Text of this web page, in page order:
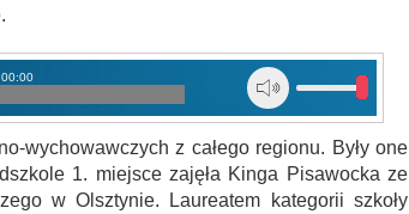
wychowawczych z całego regionu. Były one
1. miejsce zajęła Kinga Pisawocka ze
w Olsztynie. Laureatem kategorii szkoły